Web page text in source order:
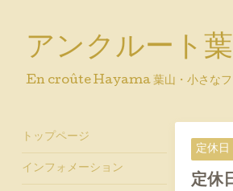
アンクルート
En croûte Hayama 葉山・小さなフ
定休日
定休
トップページ
インフォメーション